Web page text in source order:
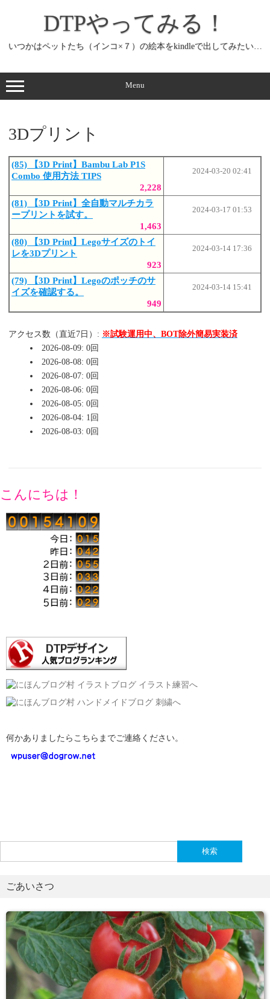
ッ
プ
DTPやってみる！
いつかはペットたち（インコ×７）の絵本をkindleで出してみたい…
Menu
3Dプリント
(85) 【3D Print】Bambu Lab P1S
Combo 使用方法 TIPS
2,228
2024-03-20 02:41
(81) 【3D Print】全自動マルチカラ
ープリントを試す。
1,463
2024-03-17 01:53
(80) 【3D Print】Legoサイズのトイ
レを3Dプリント
923
2024-03-14 17:36
(79) 【3D Print】Legoのポッチのサ
イズを確認する。
949
2024-03-14 15:41
アクセス数（直近7日）: ※試験運用中、BOT除外簡易実装済
2026-08-09: 0回
2026-08-08: 0回
2026-08-07: 0回
2026-08-06: 0回
2026-08-05: 0回
2026-08-04: 1回
2026-08-03: 0回
こんにちは！
何かありましたらこちらまでご連絡ください。
索:
ごあいさつ